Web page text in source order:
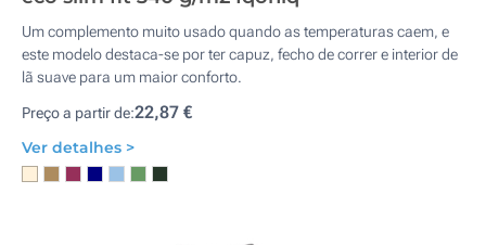
Um complemento muito usado quando as temperaturas caem, e
este modelo destaca-se por ter capuz, fecho de correr e interior de
lã suave para um maior conforto.
Preço a partir de:22,87 €
Ver detalhes >